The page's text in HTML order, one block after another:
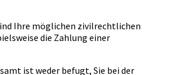
Ihre möglichen zivilrechtlichen
die Zahlung einer
ist weder befugt, Sie bei der